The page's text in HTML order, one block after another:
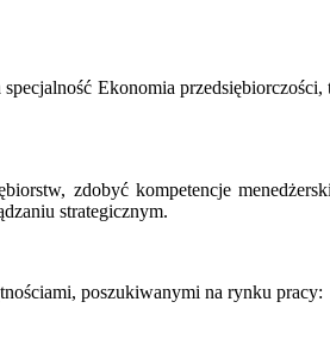
Ekonomia
zdobyć kompetencje
strategicznym.
poszukiwanymi na rynku pracy: